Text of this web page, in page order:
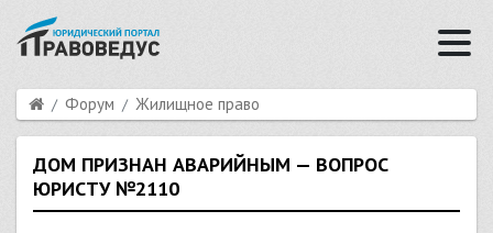
Форум Жилищное право
ДОМ ПРИЗНАН АВАРИЙНЫМ — ВОПРОС
ЮРИСТУ №2110